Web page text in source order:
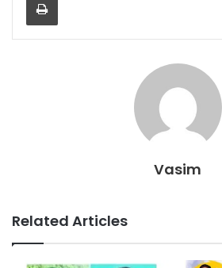
Vasim
Related Articles